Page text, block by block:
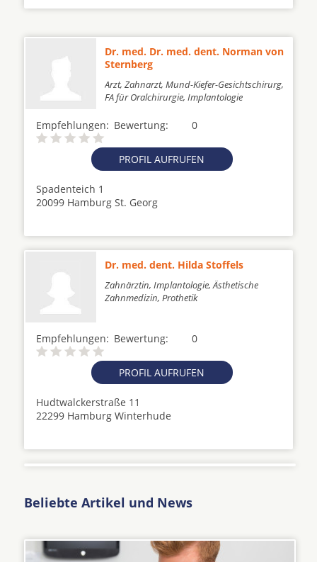
Dr. med. Dr. med. dent. Norman von
Sternberg
Arzt, Zahnarzt, Mund-Kiefer-Gesichtschirurg,
FA für Oralchirurgie, Implantologie
Empfehlungen: 0
Bewertung:
PROFIL AUFRUFEN
Spadenteich 1
20099 Hamburg St. Georg
Dr. med. dent. Hilda Stoffels
Zahnärztin, Implantologie, Ästhetische
Zahnmedizin, Prothetik
Empfehlungen: 0
Bewertung:
PROFIL AUFRUFEN
Hudtwalckerstraße 11
22299 Hamburg Winterhude
Beliebte Artikel und News